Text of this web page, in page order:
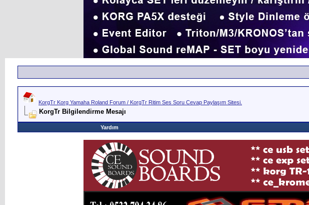
KorgTr Korg Yamaha Roland Forum / KorgTr Ritim Ses Soru Cevap Paylaşım Sitesi.
KorgTr Bilgilendirme Mesajı
Yardım